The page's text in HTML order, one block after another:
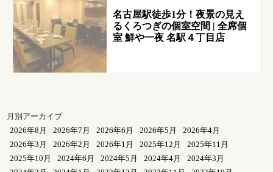
名古屋駅徒歩1分！夜景の見え
るくろつぎの個室空間 | 全席個
室 鮮や一夜 名駅４丁目店
月別アーカイブ
2026年8月
2026年7月 2026年6月 2026年5月
2026年4月
2026年3月
2026年2月 2026年1月 2025年12月
2025年11月
2025年10月
2024年6月 2024年5月 2024年4月
2024年3月